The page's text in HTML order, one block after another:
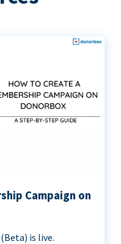
Campaign on
is live.